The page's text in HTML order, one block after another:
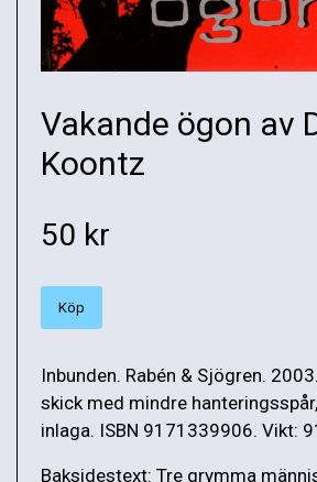
Vakande ögon av
Koontz
50 kr
Köp
Inbunden. Rabén & Sjögren.
skick med mindre
inlaga. ISBN 9171339906. Vikt:
Baksidestext: Tre grymma